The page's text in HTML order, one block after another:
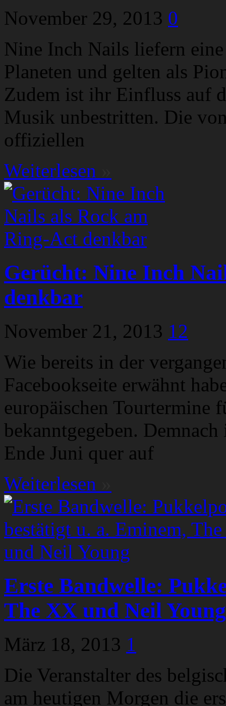
November 29, 2013 0
Nine Inch Nails liefern
Planeten und gelten als
Zudem ist ihr Einfluss auf
Musik unbestritten. Die
offiziellen
Weiterlesen
Gerücht: Nine Inch
denkbar
November 21, 2013 12
Wie bereits in der
Facebookseite erwähnt
europäischen Tourtermine
bekanntgegeben.
Ende Juni quer auf
Weiterlesen
Erste Bandwelle:
The XX und Neil Young
März 18, 2013 1
Die Veranstalter des
am heutigen Morgen die